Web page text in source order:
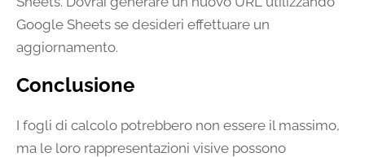
Google Sheets se desideri effettuare un
aggiornamento.
Conclusione
I fogli di calcolo potrebbero non essere il massimo,
ma le loro rappresentazioni visive possono